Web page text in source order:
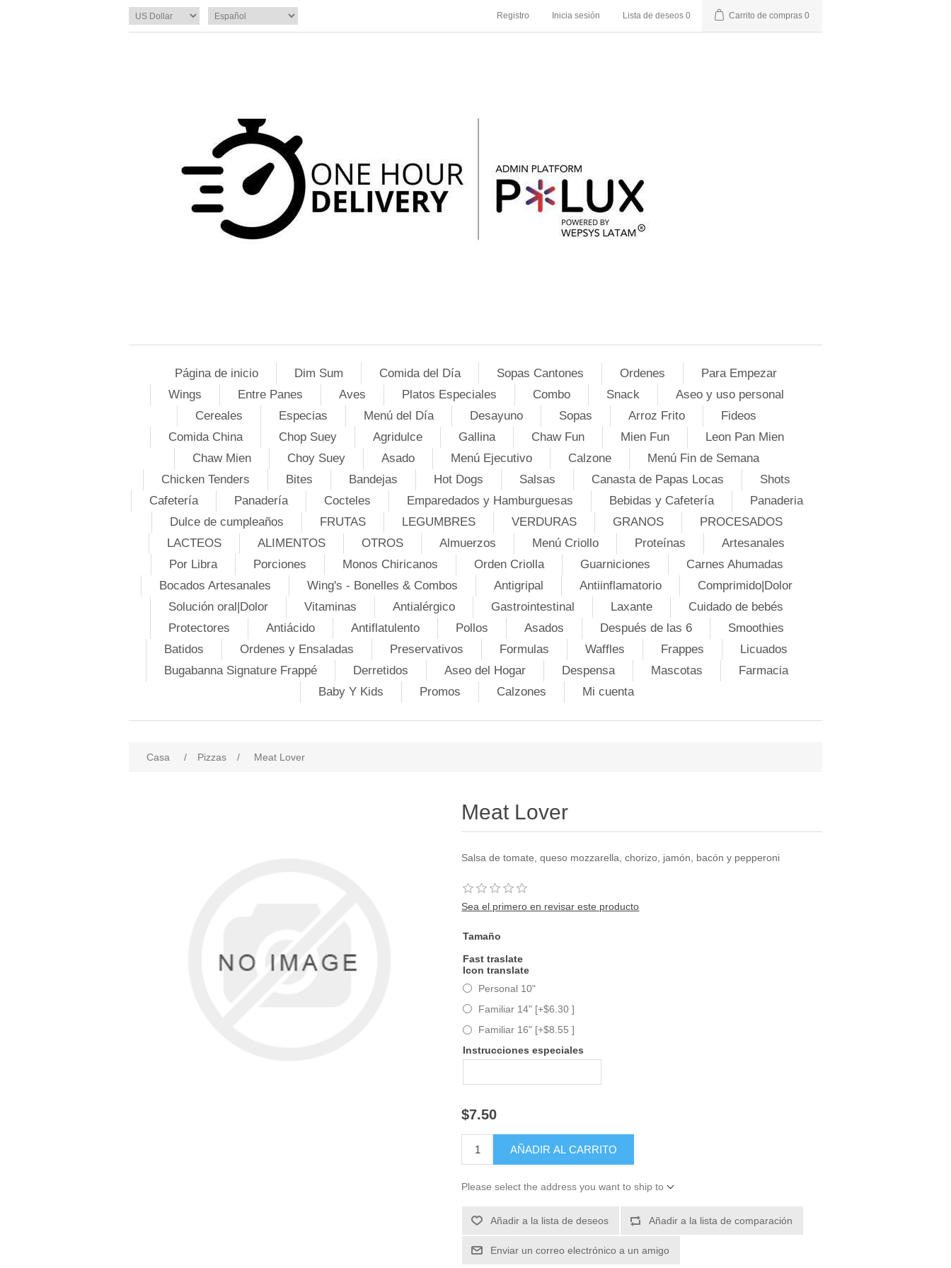
Registro Inicia sesión Lista de deseos 0 Carrito de compras 0
Página de inicio Dim Sum Comida del Día Sopas Cantones Ordenes
Para Empezar
Wings
Entre Panes Aves Platos Especiales Combo Snack
Aseo y uso personal
Cereales
Especias Menú del Día Desayuno Sopas Arroz Frito
Fideos
Comida China
Chop Suey Agridulce Gallina Chaw Fun Mien Fun
Leon Pan Mien
Chaw Mien
Choy Suey Asado Menú Ejecutivo Calzone
Menú Fin de Semana
Chicken Tenders
Bites Bandejas Hot Dogs Salsas Canasta de Papas Locas
Shots
Cafetería
Panadería Cocteles Emparedados y Hamburguesas Bebidas y Cafetería
Panaderia
Dulce de cumpleaños
FRUTAS LEGUMBRES VERDURAS GRANOS
PROCESADOS
LACTEOS
ALIMENTOS OTROS Almuerzos Menú Criollo Proteínas
Artesanales
Por Libra
Porciones Monos Chiricanos Orden Criolla Guarniciones
Carnes Ahumadas
Bocados Artesanales
Wing's - Bonelles & Combos Antigripal Antiinflamatorio
Comprimido|Dolor
Solución oral|Dolor
Vitaminas Antialérgico Gastrointestinal Laxante
Cuidado de bebés
Protectores
Antiácido Antiflatulento Pollos Asados Después de las 6
Smoothies
Batidos
Ordenes y Ensaladas Preservativos Formulas Waffles Frappes
Licuados
Bugabanna Signature Frappé
Derretidos Aseo del Hogar Despensa Mascotas
Farmacia
Baby Y Kids
Promos Calzones Mi cuenta
Casa / Pizzas / Meat Lover
Meat Lover
Salsa de tomate, queso mozzarella, chorizo, jamón, bacón y pepperoni
Sea el primero en revisar este producto
Tamaño
Fast traslate
Icon translate
Personal 10"
Familiar 14" [+$6.30 ]
Familiar 16" [+$8.55 ]
Instrucciones especiales
$7.50
Please select the address you want to ship to